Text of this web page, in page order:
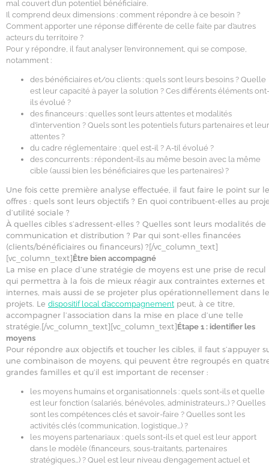
mal couvert d’un potentiel bénéficiaire.
Il comprend deux dimensions : comment répondre à ce besoin ?
Comment apporter une réponse différente de celle faite par d’autres
acteurs du territoire ?
Pour y répondre, il faut analyser l’environnement, qui se compose,
notamment :
des bénéficiaires et/ou clients : quels sont leurs besoins ? Quelle
est leur capacité à payer la solution ? Ces différents éléments ont-
ils évolué ?
des financeurs : quelles sont leurs attentes et modalités
d’intervention ? Quels sont les potentiels futurs partenaires et
attentes ?
du cadre réglementaire : quel est-il ? A-til évolué ?
des concurrents : répondent-ils au même besoin avec la même
cible (aussi bien les bénéficiaires que les partenaires) ?
Une fois cette première analyse effectuée, il faut faire le point sur
offres : quels sont leurs objectifs ? En quoi contribuent-elles au
d’utilité sociale ?
À quelles cibles s’adressent-elles ? Quelles sont leurs modalités de
communication et distribution ? Par qui sont-elles financées
(clients/bénéficiaires ou financeurs) ?[/vc_column_text]
[vc_column_text]Être bien accompagné
La mise en place d’une stratégie de moyens est une prise de recul
qui permettra à la fois de mieux réagir aux contraintes externes et
internes, mais aussi de se projeter plus opérationnellement dans
projets. Le dispositif local d’accompagnement peut, à ce titre,
accompagner l’association dans la mise en place d’une telle
stratégie.[/vc_column_text][vc_column_text]Étape 1 : identifier les
moyens
Pour répondre aux objectifs et toucher les cibles, il faut s’appuyer
une combinaison de moyens, qui peuvent être regroupés en
grandes familles et qu’il est important de recenser :
les moyens humains et organisationnels : quels sont-ils et quelle
est leur fonction (salariés, bénévoles, administrateurs…) ? Quelles
sont les compétences clés et savoir-faire ? Quelles sont les
activités clés (communication, logistique…) ?
les moyens partenariaux : quels sont-ils et quel est leur apport
dans le modèle (financeurs, sous-traitants, partenaires
stratégiques…) ? Quel est leur niveau d’engagement actuel et